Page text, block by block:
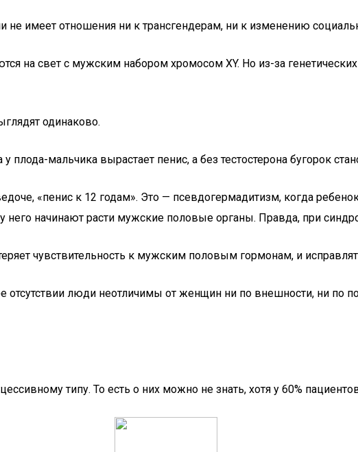
имеет отношения ни к трансгендерам, ни к изменению
на свет с мужским набором хромосом XY. Но из-за
одинаково.
плода-мальчика вырастает пенис, а без тестостерона бугорок
«пенис к 12 годам». Это — псевдогермадитизм, когда
него начинают расти мужские половые органы. Правда, при
чувствительность к мужским половым гормонам, и
отсутствии люди неотличимы от женщин ни по внешности, ни по
типу. То есть о них можно не знать, хотя у 60%